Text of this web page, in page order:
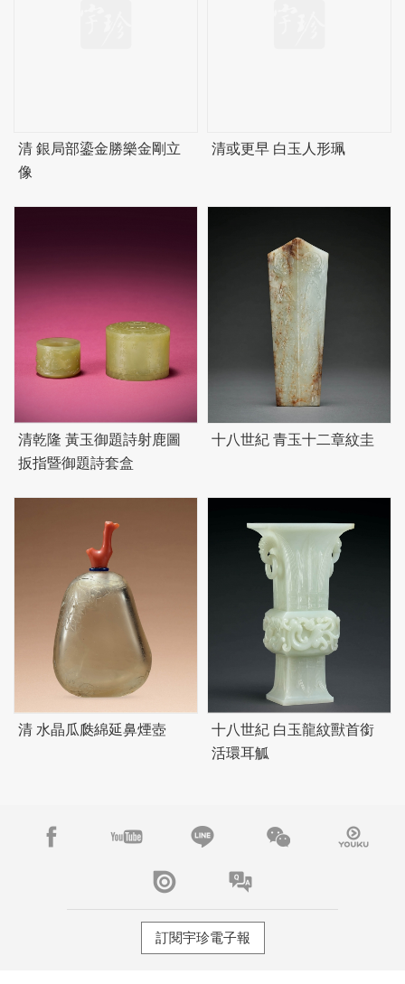
清 銀局部鎏金勝樂金剛立
像
清或更早 白玉人形珮
清乾隆 黃玉御題詩射鹿圖
扳指暨御題詩套盒
十八世紀 青玉十二章紋圭
清 水晶瓜瓞綿延鼻煙壺
十八世紀 白玉龍紋獸首銜
活環耳觚
訂閱宇珍電子報